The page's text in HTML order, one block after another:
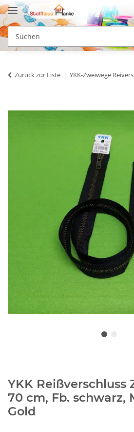
Zurück zur Liste YKK-Zweiwege
YKK Reißverschluss
70 cm, Fb. schwarz,
Gold